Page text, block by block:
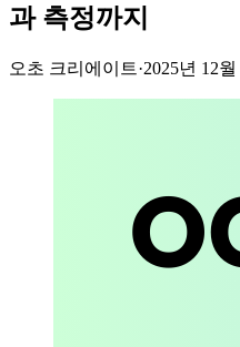
과 측정까지
오초 크리에이트·2025년 12월